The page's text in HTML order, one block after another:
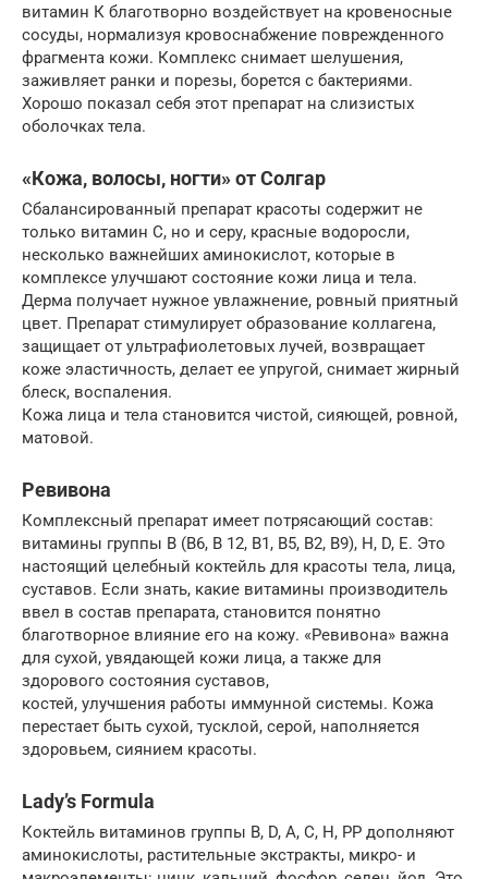
витамин К благотворно воздействует на кровеносные
сосуды, нормализуя кровоснабжение поврежденного
фрагмента кожи. Комплекс снимает шелушения,
заживляет ранки и порезы, борется с бактериями.
Хорошо показал себя этот препарат на слизистых
оболочках тела.
«Кожа, волосы, ногти» от Солгар
Сбалансированный препарат красоты содержит не
только витамин С, но и серу, красные водоросли,
несколько важнейших аминокислот, которые в
комплексе улучшают состояние кожи лица и тела.
Дерма получает нужное увлажнение, ровный приятный
цвет. Препарат стимулирует образование коллагена,
защищает от ультрафиолетовых лучей, возвращает
коже эластичность, делает ее упругой, снимает жирный
блеск, воспаления.
Кожа лица и тела становится чистой, сияющей, ровной,
матовой.
Ревивона
Комплексный препарат имеет потрясающий состав:
витамины группы В (В6, В 12, В1, В5, В2, В9), Н, D, Е. Это
настоящий целебный коктейль для красоты тела, лица,
суставов. Если знать, какие витамины производитель
ввел в состав препарата, становится понятно
благотворное влияние его на кожу. «Ревивона» важна
для сухой, увядающей кожи лица, а также для
здорового состояния суставов,
костей, улучшения работы иммунной системы. Кожа
перестает быть сухой, тусклой, серой, наполняется
здоровьем, сиянием красоты.
Lady’s Formula
Коктейль витаминов группы В, D, А, С, Н, РР дополняют
аминокислоты, растительные экстракты, микро- и